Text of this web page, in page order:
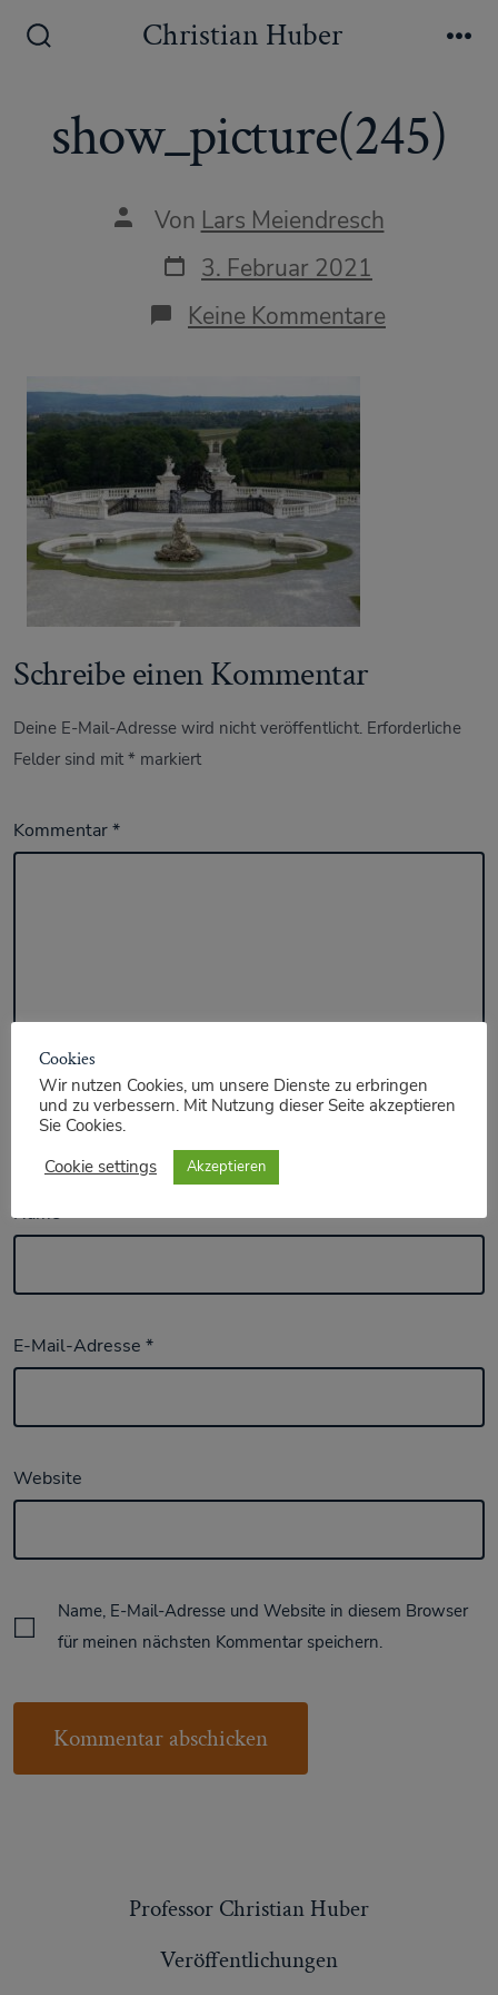
Inhalt
Christian Huber
show_picture(245)
Autor
Beitrags
Von Lars Meiendresch
Datum
des
Beitrags
3. Februar 2021
Keine Kommentare
Schreibe einen Kommentar
Deine E-Mail-Adresse wird nicht veröffentlicht. Erforderliche
Felder sind mit* markiert
Kommentar*
Name*
E-Mail-Adresse*
Website
Name, E-Mail-Adresse und Website in diesem Browser
für meinen nächsten Kommentar speichern.
Professor Christian Huber
Veröffentlichungen
Cookies
Wir nutzen Cookies, um unsere Dienste zu erbringen
und zu verbessern. Mit Nutzung dieser Seite akzeptieren
Sie Cookies.
Cookie settings
Akzeptieren